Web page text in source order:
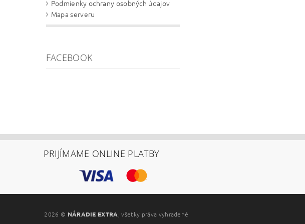
Podmienky ochrany osobných údajov
Mapa serveru
FACEBOOK
PRIJÍMAME ONLINE PLATBY
2026 © NÁRADIE EXTRA , všetky práva vyhradené